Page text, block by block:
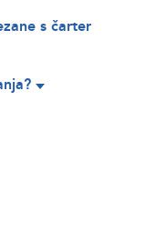
s čarter